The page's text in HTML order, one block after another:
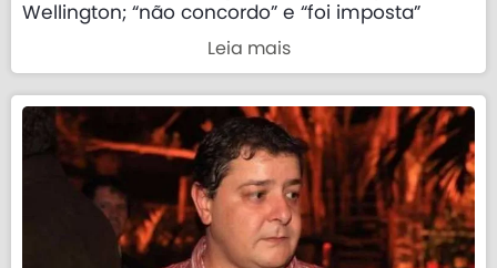
Wellington; “não concordo” e “foi imposta”
Leia mais